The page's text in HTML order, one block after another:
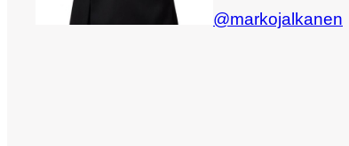
@markojalkanen